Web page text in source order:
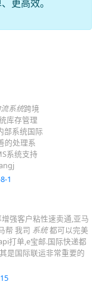
更高效。
系统跨境
库存管理
部系统国际
的处理系
系统支持
1
强客户粘性速卖通,亚马
帮 我司 系统都可以完美
打单,e宝邮.国际快递都
是国际联运非常重要的